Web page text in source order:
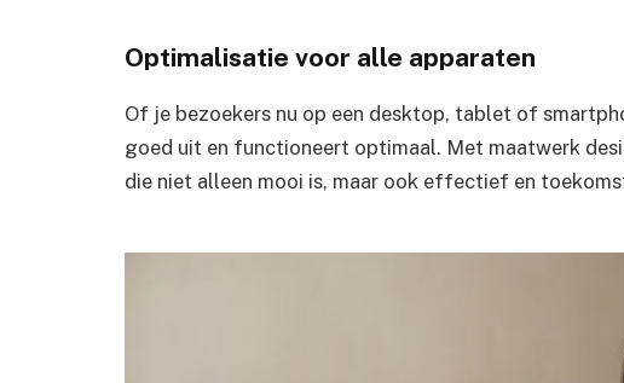
Optimalisatie voor alle apparaten
Of je bezoekers nu op een desktop, tablet of
goed uit en functioneert optimaal. Met maatwerk
die niet alleen mooi is, maar ook effectief en